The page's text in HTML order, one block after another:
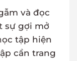
và đọc
sự gợi mở
tập hiện
cần trang